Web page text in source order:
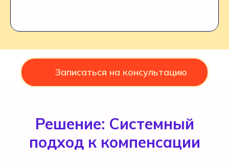
Записаться на консультацию
Решение: Системный
подход к компенсации